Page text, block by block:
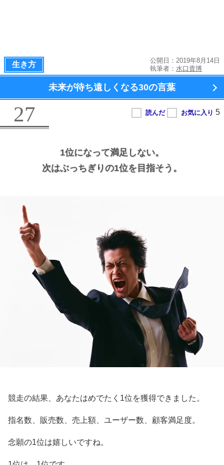
生き方
公開日：2019年8月14日
執筆者： 水口貴博
未来が待ち遠しくなる30の言葉
27
1位になって満足しない。
次はぶっちぎりの1位を目指そう。
競走の結果、あなたはめでたく1位を獲得できました。
指名数、販売数、売上額、ユーザー数、顧客満足度。
念願の1位は嬉しいですね。